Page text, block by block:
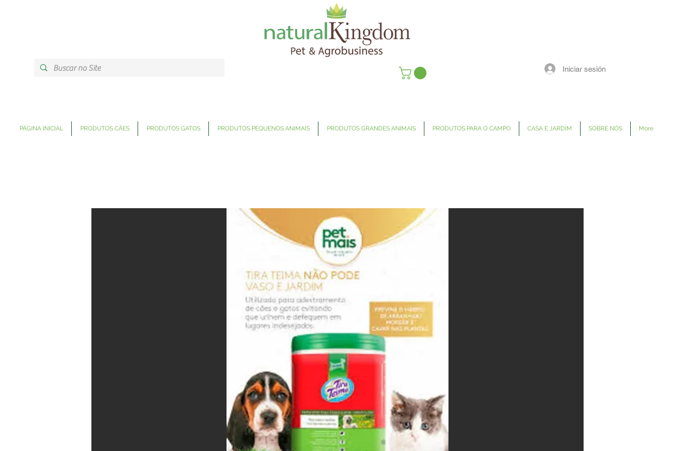
Iniciar sesión
PÁGINA INICIAL PRODUTOS CÃES PRODUTOS GATOS PRODUTOS PEQUENOS ANIMAIS PRODUTOS GRANDES ANIMAIS PRODUTOS PARA O CAMPO CASA E JARDIM SOBRE NÓS More